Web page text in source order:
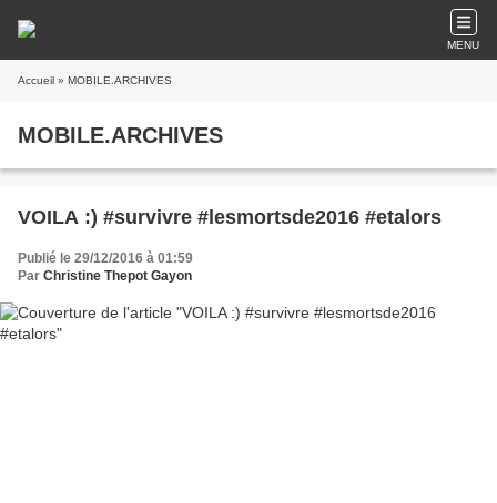
MENU
Accueil » MOBILE.ARCHIVES
MOBILE.ARCHIVES
VOILA :) #survivre #lesmortsde2016 #etalors
Publié le 29/12/2016 à 01:59
Par Christine Thepot Gayon